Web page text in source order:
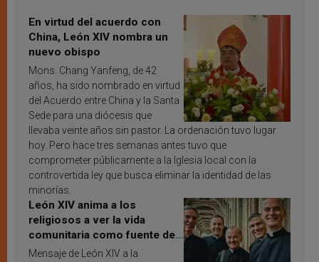
En virtud del acuerdo con
China, León XIV nombra un
nuevo obispo
Mons. Chang Yanfeng, de 42
años, ha sido nombrado en virtud
del Acuerdo entre China y la Santa
Sede para una diócesis que
llevaba veinte años sin pastor. La ordenación tuvo lugar
hoy. Pero hace tres semanas antes tuvo que
comprometer públicamente a la Iglesia local con la
controvertida ley que busca eliminar la identidad de las
minorías.
León XIV anima a los
religiosos a ver la vida
comunitaria como fuente de
inspiración y santificación
Mensaje de León XIV a la